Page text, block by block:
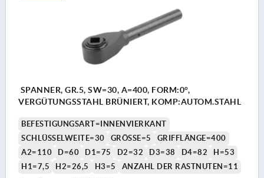
SPANNER, GR.5, SW=30, A=400, FORM:0°,
VERGÜTUNGSSTAHL BRÜNIERT, KOMP:AUTOM.STAHL
BEFESTIGUNGSART=INNENVIERKANT
SCHLÜSSELWEITE=30
GRÖSSE=5
GRIFFLÄNGE=400
A2=110
D=60 D1=75 D2=32 D3=38 D4=82
H=53
H1=7,5
H2=26,5 H3=5 ANZAHL DER RASTNUTEN=11